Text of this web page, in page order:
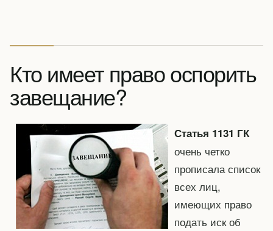
Кто имеет право оспорить
завещание?
Статья 1131 ГК
очень четко
прописала список
всех лиц,
имеющих право
подать иск об